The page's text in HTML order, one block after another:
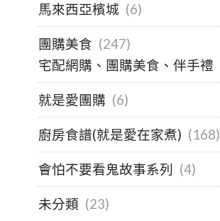
馬來西亞檳城 (6)
團購美食 (247)
宅配網購、團購美食、伴手禮
就是愛團購 (6)
廚房食譜(就是愛在家煮) (168)
會怕不要看鬼故事系列 (4)
未分類 (23)